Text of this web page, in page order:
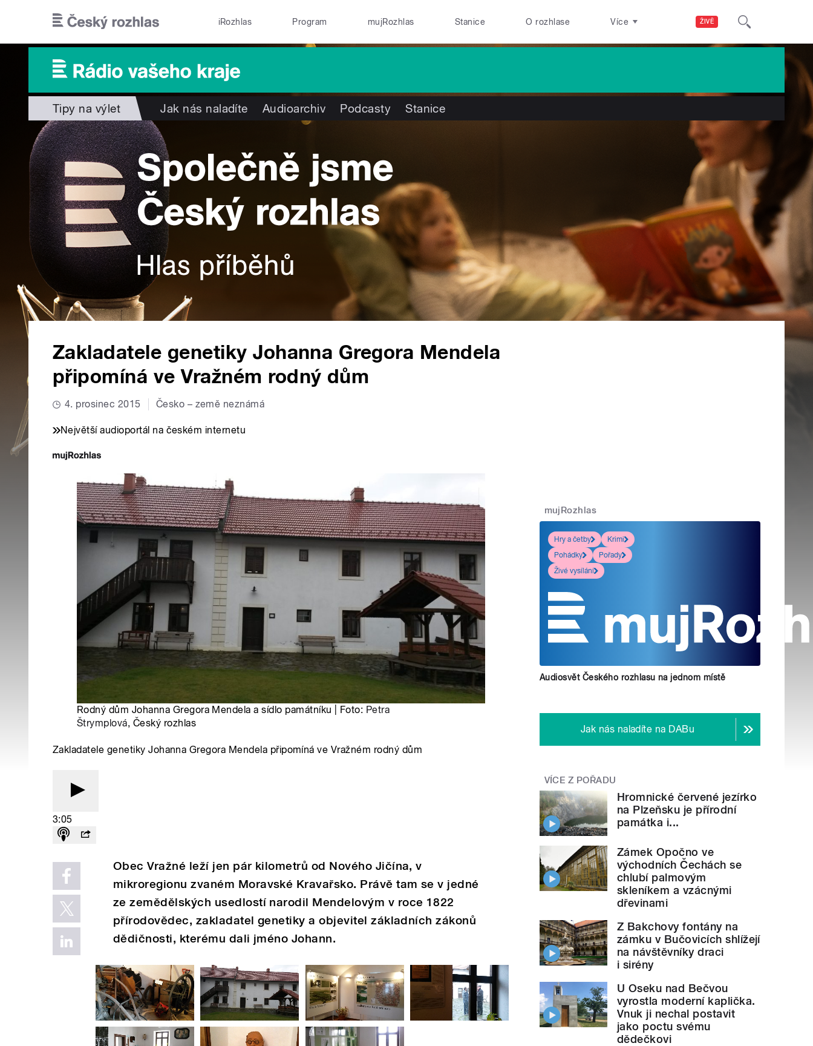
ŽIVĚ
iRozhlas Program mujRozhlas Stanice O rozhlase Více
Tipy na výlet Jak nás naladíte Audioarchiv Podcasty Stanice
Zakladatele genetiky Johanna Gregora Mendela
připomíná ve Vražném rodný dům
4. prosinec 2015 Česko – země neznámá
Největší audioportál na českém internetu
Rodný dům Johanna Gregora Mendela a sídlo památníku | Foto: Petra
Štrymplová, Český rozhlas
Zakladatele genetiky Johanna Gregora Mendela připomíná ve Vražném rodný dům
3:05
Obec Vražné leží jen pár kilometrů od Nového Jičína, v
mikroregionu zvaném Moravské Kravařsko. Právě tam se v jedné
ze zemědělských usedlostí narodil Mendelovým v roce 1822
přírodovědec, zakladatel genetiky a objevitel základních zákonů
dědičnosti, kterému dali jméno Johann.
mujRozhlas
Hry a četby
Krimi
Pohádky
Pořady
Živé vysílání
Audiosvět Českého rozhlasu na jednom místě
Jak nás naladíte na DABu
VÍCE Z POŘADU
Hromnické červené jezírko
na Plzeňsku je přírodní
památka i...
Zámek Opočno ve
východních Čechách se
chlubí palmovým
skleníkem a vzácnými
dřevinami
Z Bakchovy fontány na
zámku v Bučovicích shlížejí
na návštěvníky draci
i sirény
U Oseku nad Bečvou
vyrostla moderní kaplička.
Vnuk ji nechal postavit
jako poctu svému
dědečkovi